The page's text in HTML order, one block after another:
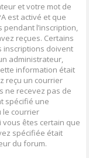
et votre mot de
est activé et que
l’inscription,
reçues. Certains
inscriptions doivent
administrateur,
information était
reçu un courrier
ne recevez pas de
spécifié une
le courrier
êtes certain que
spécifiée était
du forum.